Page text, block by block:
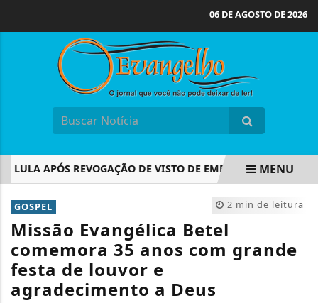
06 DE AGOSTO DE 2026
APÓS REVOGAÇÃO DE VISTO DE EMBAIXADORA
EM ALTA
MENU
2 min de leitura
GOSPEL
Missão Evangélica Betel
comemora 35 anos com grande
festa de louvor e
agradecimento a Deus